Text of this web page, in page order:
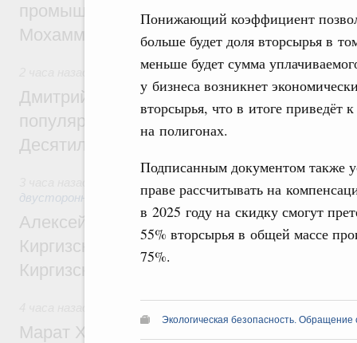
Понижающий коэффициент
больше будет доля вторсырья в
меньше будет сумма
у бизнеса возникнет
вторсырья, что в итоге приведёт
на полигонах.
Подписанным документом также
праве рассчитывать на
в 2025 году на скидку смогут
55% вторсырья в общей массе
75%.
Экологическая безопасность. Обращение
промышленности, недропользования и
Мохаммадом Атабаком
Внутренний и въездной туризм
Дмитрий Чернышенко: Порядка 110
популярного туризма в 35 регионах
Десятилетия науки и технологий
двусторонней основе
Алексей Оверчук принял участие в
Киргизского экономического форума и
Киргизской межрегиональной
Марат Хуснуллин: На двух скоростных